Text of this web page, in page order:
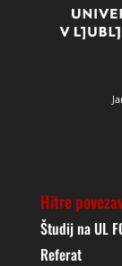
Hitre
Študij na UL
Referat